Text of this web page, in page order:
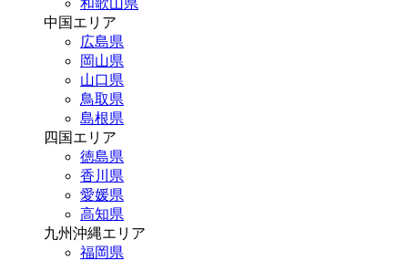
和歌山県
中国エリア
広島県
岡山県
山口県
鳥取県
島根県
四国エリア
徳島県
香川県
愛媛県
高知県
九州沖縄エリア
福岡県